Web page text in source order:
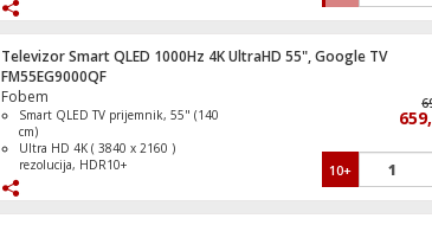
DVB- S2 / T2 / C tuner, H265 HEVC
Operativni sistem Google TV
Televizor Smart QLED 1000Hz 4K UltraHD 55", Google TV
FM55EG9000QF
Fobem
Smart QLED TV prijemnik, 55" (140
cm)
Ultra HD 4K ( 3840 x 2160 )
rezolucija, HDR10+
Refresh Rate 1000Hz
Operativni sistem Google TV
10+